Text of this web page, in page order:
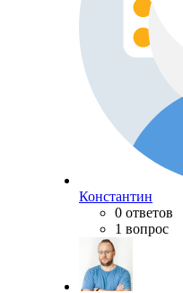
Константин
0 ответов
1 вопрос